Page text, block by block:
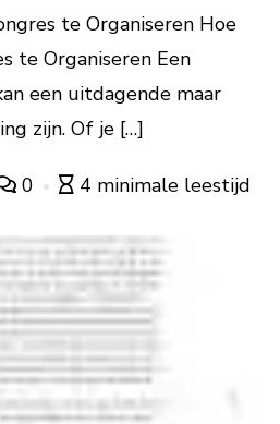
te Organiseren Hoe
te Organiseren Een
een uitdagende maar
zijn. Of je […]
0 4 minimale leestijd